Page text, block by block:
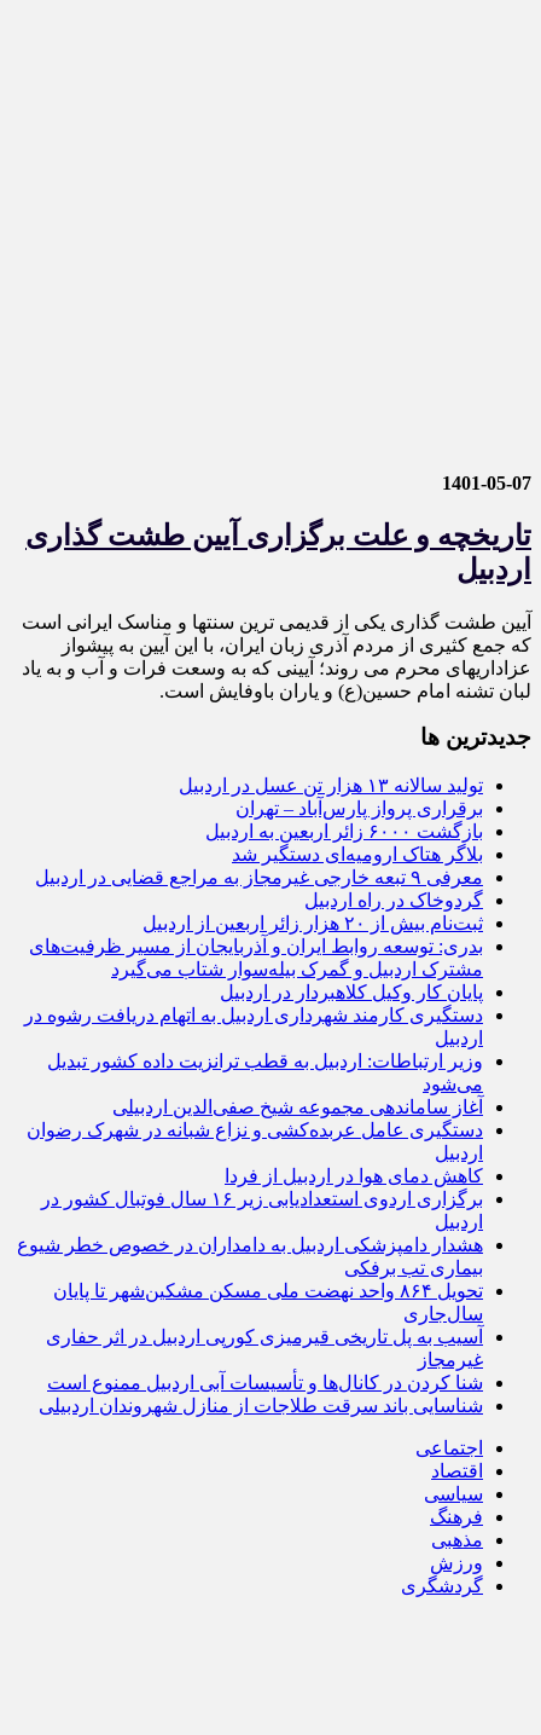
1401-05-07
تاریخچه و علت برگزاری آیین طشت گذاری
اردبیل
آیین طشت ‌گذاری یکی از قدیمی ‌ترین سنتها و مناسک ایرانی است
که جمع کثیری از مردم آذری زبان ایران، با این آیین به پیشواز
عزاداریهای محرم می ‌روند؛ آیینی که به وسعت فرات و آب و به یاد
لبان تشنه امام حسین(ع) و یاران باوفایش است.
جديدترين ها
تولید سالانه ۱۳ هزار تن عسل در اردبیل
برقراری پرواز پارس‌آباد – تهران
بازگشت ۶۰۰۰ زائر اربعین به اردبیل
بلاگر هتاک ارومیه‌ای دستگیر شد
معرفی ۹ تبعه خارجی غیرمجاز به مراجع قضایی در اردبیل
گردوخاک در راه اردبیل
ثبت‌نام بیش از ۲۰ هزار زائر اربعین از اردبیل
بدری: توسعه روابط ایران و آذربایجان از مسیر ظرفیت‌های
مشترک اردبیل و گمرک بیله‌سوار شتاب می‌گیرد
پایان کار وکیل کلاهبردار در اردبیل
دستگیری کارمند شهرداری اردبیل به اتهام دریافت رشوه در
اردبیل
وزیر ارتباطات: اردبیل به قطب ترانزیت داده کشور تبدیل
می‌شود
آغاز ساماندهی مجموعه شیخ صفی‌الدین اردبیلی
دستگیری عامل عربده‌کشی و نزاع شبانه در شهرک رضوان
اردبیل
کاهش دمای هوا در اردبیل از فردا
برگزاری اردوی استعدادیابی زیر ۱۶ سال فوتبال کشور در
اردبیل
هشدار دامپزشکی اردبیل به دامداران در خصوص خطر شیوع
بیماری تب برفکی
تحویل ۸۶۴ واحد نهضت ملی مسکن مشکین‌شهر تا پایان
سال‌جاری
آسیب به پل تاریخی قیرمیزی کورپی اردبیل در اثر حفاری
غیرمجاز
شنا کردن در کانال‌ها و تأسیسات آبی اردبیل ممنوع است
شناسایی باند سرقت طلاجات از منازل شهروندان اردبیلی
اجتماعی
اقتصاد
سیاسی
فرهنگ
مذهبی
ورزش
گردشگری